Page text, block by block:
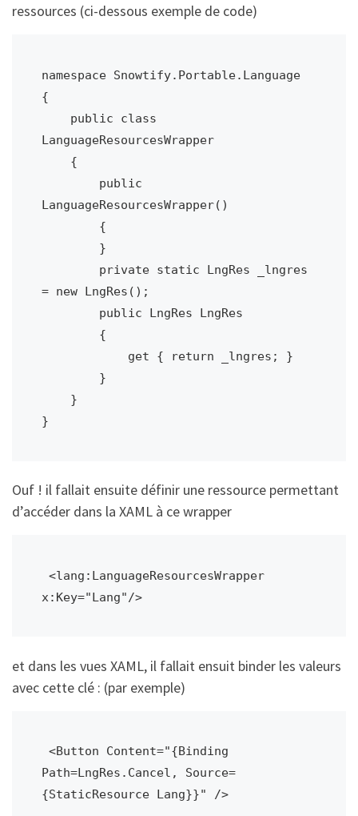
ressources (ci-dessous exemple de code)
namespace Snowtify.Portable.Language
{
LanguageResourcesWrapper
LanguageResourcesWrapper()
= new LngRes();
}
Ouf ! il fallait ensuite définir une ressource permettant
d’accéder dans la XAML à ce wrapper
x:Key="Lang"/>
et dans les vues XAML, il fallait ensuit binder les valeurs
avec cette clé : (par exemple)
Path=LngRes.Cancel, Source=
{StaticResource Lang}}" />